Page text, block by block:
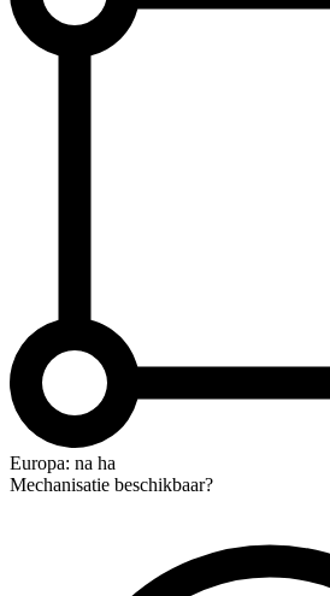
Europa: na ha
Mechanisatie beschikbaar?